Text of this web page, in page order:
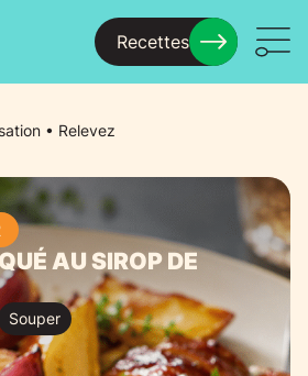
Recettes
• Relevez
AU SIROP DE
Souper